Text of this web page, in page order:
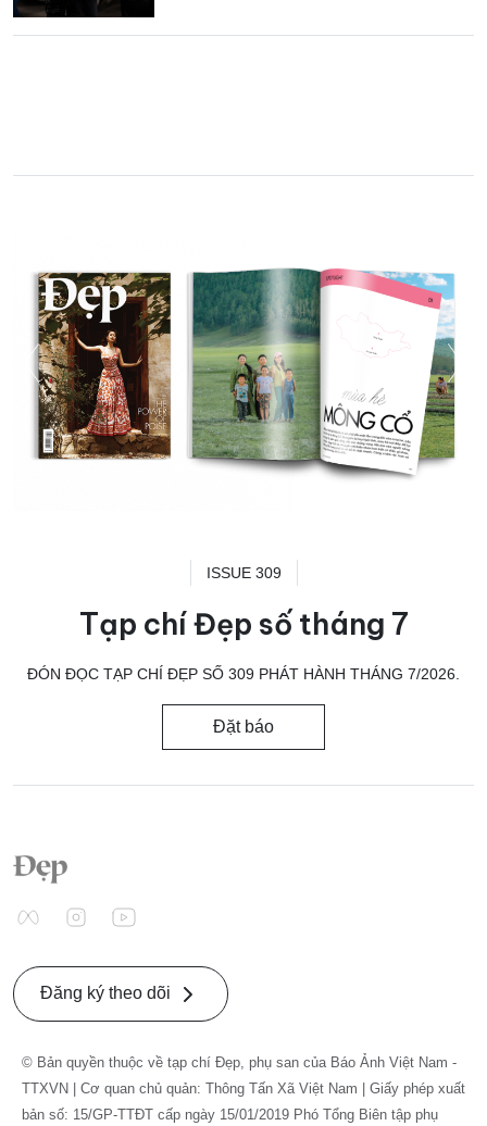
ISSUE 309
Tạp chí Đẹp số tháng 7
ĐÓN ĐỌC TẠP CHÍ ĐẸP SỐ 309 PHÁT HÀNH THÁNG 7/2026.
Đặt báo
Đăng ký theo dõi
© Bản quyền thuộc về tạp chí Đẹp, phụ san của Báo Ảnh Việt Nam -
TTXVN | Cơ quan chủ quản: Thông Tấn Xã Việt Nam | Giấy phép xuất
bản số: 15/GP-TTĐT cấp ngày 15/01/2019 Phó Tổng Biên tập phụ